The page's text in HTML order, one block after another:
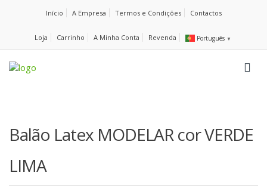
Início A Empresa Termos e Condições Contactos
Loja Carrinho A Minha Conta Revenda Português ▼
Balão Latex MODELAR cor VERDE
LIMA